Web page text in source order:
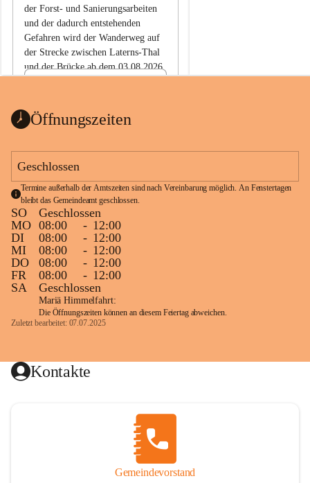
der Forst- und Sanierungsarbeiten
und der dadurch entstehenden
Gefahren wird der Wanderweg auf
der Strecke zwischen Laterns-Thal
und der Brücke ab dem 03.08.2026
ht
1 Seite•0,1 MB
Öffnungszeiten
Geschlossen
Termine außerhalb der Amtszeiten sind nach Vereinbarung möglich. An Fenstertagen
bleibt das Gemeindeamt geschlossen.
SO
Geschlossen
MO 08:00 - 12:00
DI
08:00 - 12:00
MI
08:00 - 12:00
DO
08:00 - 12:00
FR
08:00 - 12:00
SA
Geschlossen
Mariä Himmelfahrt:
Die Öffnungszeiten können an diesem Feiertag abweichen.
Zuletzt bearbeitet: 07.07.2025
Kontakte
Gemeindevorstand